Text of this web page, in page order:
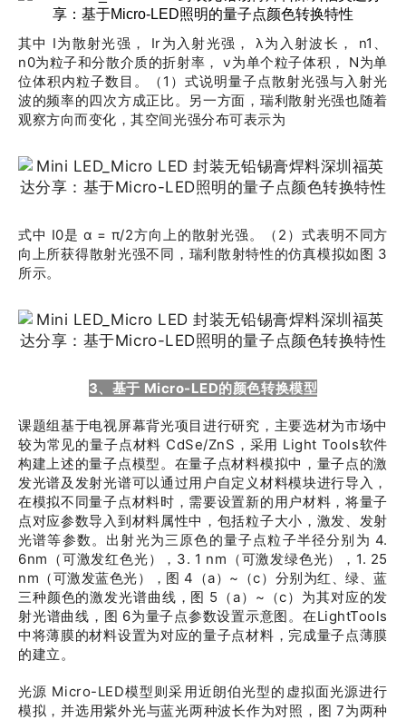
其中 I为散射光强， Ir为入射光强， λ为入射波长， n1、
n0为粒子和分散介质的折射率， ν为单个粒子体积， N为单
位体积内粒子数目。（1）式说明量子点散射光强与入射光
波的频率的四次方成正比。另一方面，瑞利散射光强也随着
观察方向而变化，其空间光强分布可表示为
式中 I0是 α = π/2方向上的散射光强。（2）式表明不同方
向上所获得散射光强不同，瑞利散射特性的仿真模拟如图 3
所示。
3、基于 Micro-LED的颜色转换模型
课题组基于电视屏幕背光项目进行研究，主要选材为市场中
较为常见的量子点材料 CdSe/ZnS，采用 Light Tools软件
构建上述的量子点模型。在量子点材料模拟中，量子点的激
发光谱及发射光谱可以通过用户自定义材料模块进行导入，
在模拟不同量子点材料时，需要设置新的用户材料，将量子
点对应参数导入到材料属性中，包括粒子大小，激发、发射
光谱等参数。出射光为三原色的量子点粒子半径分别为 4.
6nm（可激发红色光），3. 1 nm（可激发绿色光），1. 25
nm（可激发蓝色光），图 4（a）~（c）分别为红、绿、蓝
三种颜色的激发光谱曲线，图 5（a）~（c）为其对应的发
射光谱曲线，图 6为量子点参数设置示意图。在LightTools
中将薄膜的材料设置为对应的量子点材料，完成量子点薄膜
的建立。
光源 Micro-LED模型则采用近朗伯光型的虚拟面光源进行
模拟，并选用紫外光与蓝光两种波长作为对照，图 7为两种